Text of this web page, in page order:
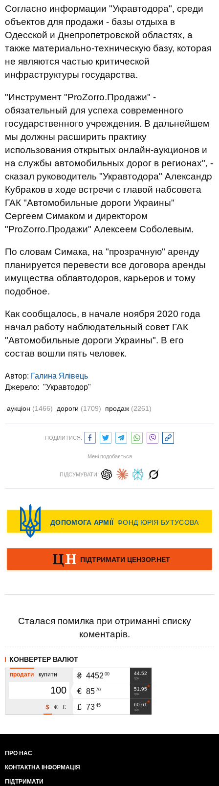
Согласно информации "Укравтодора", среди
объектов для продажи - базы отдыха в
Одесской и Днепропетровской областях, а
также материально-техническую базу, которая
не являются частью критической
инфраструктуры государства.
"Инструмент "ProZorro.Продажи" -
обязательный для успеха современного
государственного учреждения. В дальнейшем
мы должны расширить практику
использования открытых онлайн-аукционов и
на службы автомобильных дорог в регионах", -
сказал руководитель "Укравтодора" Александр
Кубраков в ходе встречи с главой набсовета
ГАК "Автомобильные дороги Украины"
Сергеем Симаком и директором
"ProZorro.Продажи" Алексеем Соболевым.
По словам Симака, на "прозрачную" аренду
планируется перевести все договора аренды
имущества облавтодоров, карьеров и тому
подобное.
Как сообщалось, в начале ноября 2020 года
начал работу наблюдательный совет ГАК
"Автомобильные дороги Украины". В его
состав вошли пять человек.
Автор: Галина Ялівець
Джерело: "Укравтодор"
аукціон (1466) дороги (1709) продаж (2261)
ПОДІЛИТИСЯ:
Мені подобається
ПІДСУМУВАТИ:
Сталася помилка при отриманні списку
коментарів.
КОНВЕРТЕР ВАЛЮТ
продати купити
£
€
$
44.52
грн
₴ 4452 00
51.95
грн
€ 85 70
60.61
грн
£ 73 45
ПРО НАС
КОНТАКТНА ІНФОРМАЦІЯ
ПІДТРИМАТИ